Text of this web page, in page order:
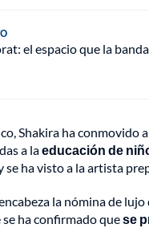
el espacio que la
Shakira ha conmovido
a laeducación de
se ha visto a la artista
la nómina de
ha confirmado quese